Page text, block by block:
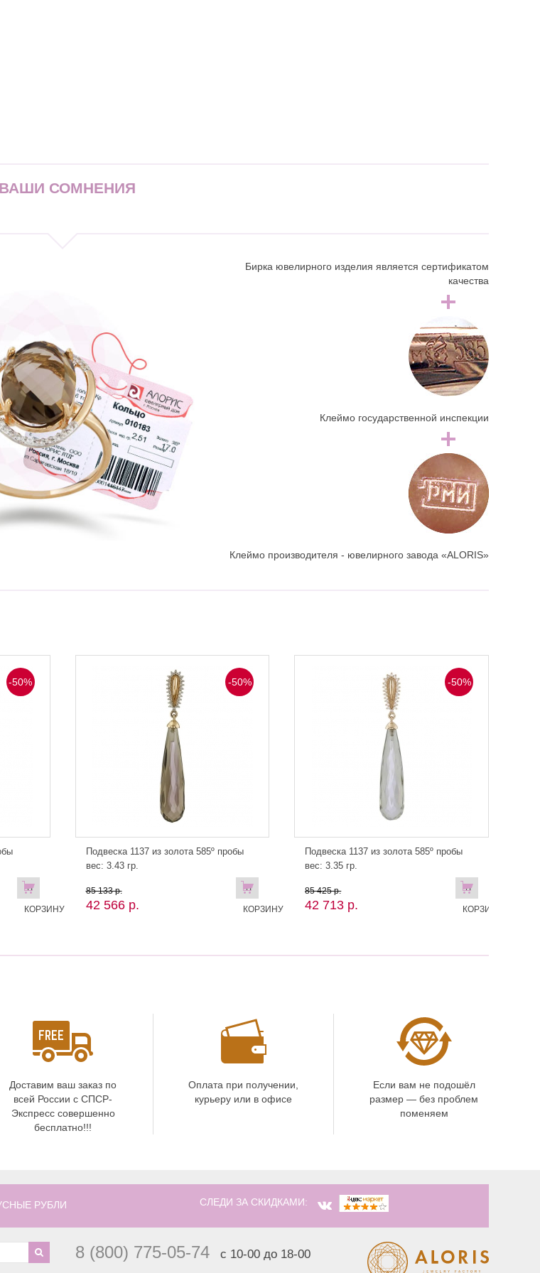
СОМНЕНИЯ
Бирка ювелирного изделия является сертификатом
качества
Клеймо государственной инспекции
Клеймо производителя - ювелирного завода «ALORIS»
-50%
В
КОРЗИНУ
-50%
Подвеска 1137 из золота 585º пробы
вес: 3.43 гр.
85 133 р.
42 566 р.
В
КОРЗИНУ
-50%
Подвеска 1137 из золота 585º пробы
вес: 3.35 гр.
85 425 р.
42 713 р.
В
КОРЗИНУ
Доставим ваш заказ по
всей России с СПСР-
Экспресс совершенно
бесплатно!!!
Оплата при получении,
курьеру или в офисе
Если вам не подошёл
размер — без проблем
поменяем
РУБЛИ СЛЕДИ ЗА СКИДКАМИ:
8 (800) 775-05-74 с 10-00 до 18-00